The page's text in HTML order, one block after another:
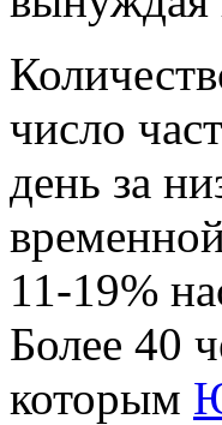
число
день за
11-19%
Более 40
которым